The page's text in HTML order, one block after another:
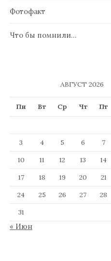
Фотофакт
Что бы помнили…
АВГУСТ 2026
Пн Вт Ср Чт Пт
3
4 5 6 7
10
11 12 13 14
17
18 19 20 21
24
25 26 27 28
31
« Июн